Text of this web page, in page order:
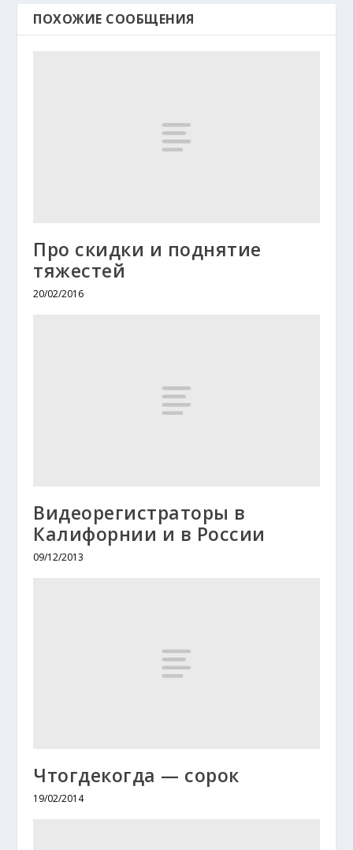
ПОХОЖИЕ СООБЩЕНИЯ
Про скидки и поднятие
тяжестей
20/02/2016
Видеорегистраторы в
Калифорнии и в России
09/12/2013
Чтогдекогда — сорок
19/02/2014